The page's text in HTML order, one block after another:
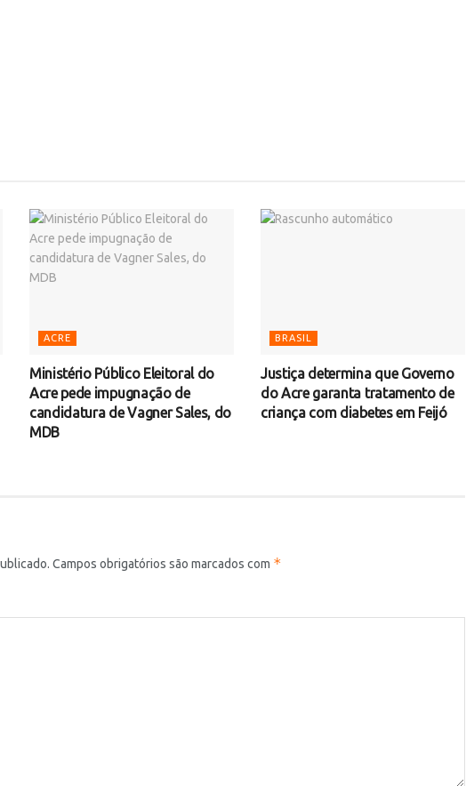
ACRE
Ministério Público Eleitoral do
Acre pede impugnação de
candidatura de Vagner Sales, do
MDB
BRASIL
Justiça determina que Governo
do Acre garanta tratamento de
criança com diabetes em Feijó
Campos obrigatórios são marcados com *